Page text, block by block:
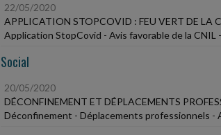
22/05/2020
APPLICATION STOPCOVID : FEU VERT DE LA
Application StopCovid - Avis favorable de la
Social
20/05/2020
DÉCONFINEMENT ET DÉPLACEMENTS
Déconfinement - Déplacements professionnels